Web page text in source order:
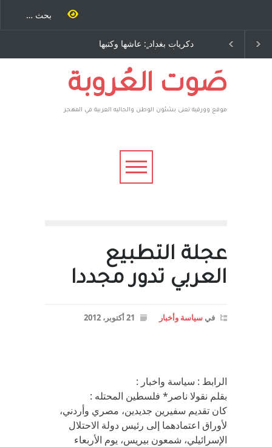
الاستيطان ومسلسل الخداع
المستمر - قلم : راسم عبيدات
دكريات بغداد ٍ: عاشها وكتبها
:وليد رباح – نيوجرسي –
الولايات المتحدة الامريكية
كتب
صَوت العُروبة
موقع وورقية تعنى بشئون الوطن والجاليه العربية في المهجر
عجلة التطبيع
العربي تدور مجددا
في سياسة وأخبار 21 أكتوبر، 2012
الرابط : سياسة واخبار :
بقلم نقولا ناصر* فلسطين المحتله :
كان تقديم سفيرين جديدين، مصري وأردني،
لأوراق اعتمادهما إلى رئيس دولة الاحتلال
الإسرائيلي، شمعون بيريس، يوم الأربعاء